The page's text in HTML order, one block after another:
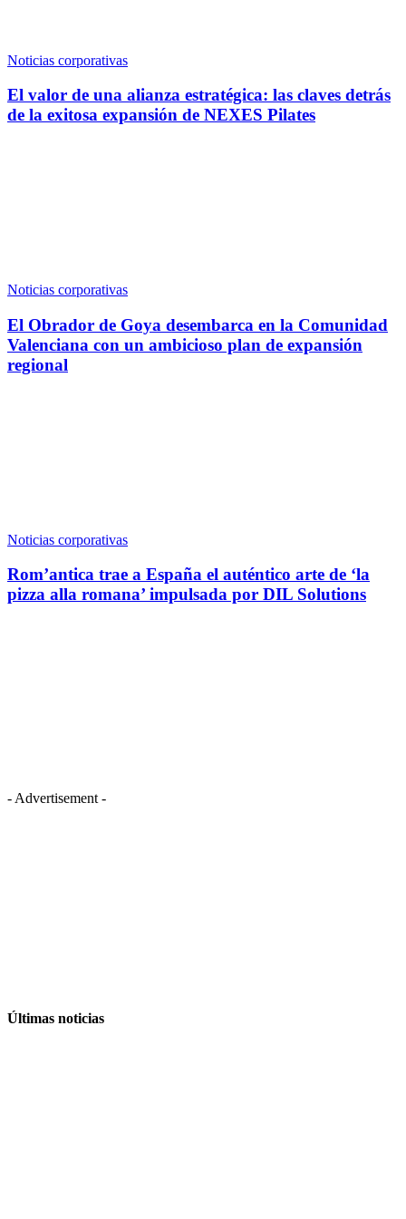
Noticias corporativas
El valor de una alianza estratégica: las claves detrás
de la exitosa expansión de NEXES Pilates
Noticias corporativas
El Obrador de Goya desembarca en la Comunidad
Valenciana con un ambicioso plan de expansión
regional
Noticias corporativas
Rom’antica trae a España el auténtico arte de ‘la
pizza alla romana’ impulsada por DIL Solutions
- Advertisement -
Últimas noticias